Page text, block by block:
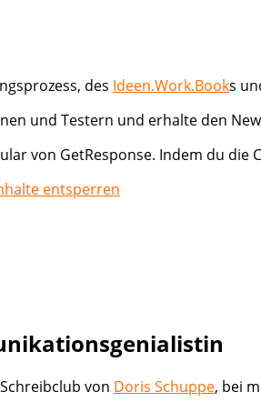
des Ideen.Work.Books
und Testern und erhalte den
von GetResponse. Indem du
entsperren
von Doris Schuppe, bei